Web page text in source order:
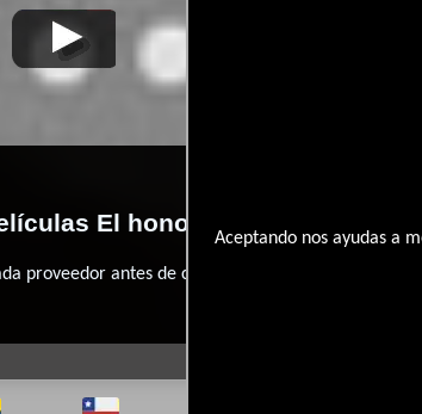
Aceptando nos ayudas a
la película El honor de los Winslow
El honor de los Winslow?
proveedor antes de comprar, alquilar o contratar